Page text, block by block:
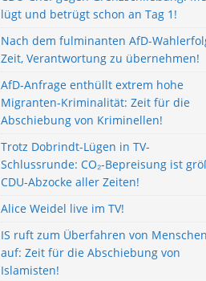
lügt und betrügt schon an Tag 1!
Nach dem fulminanten AfD-
Zeit, Verantwortung zu übernehmen!
AfD-Anfrage enthüllt extrem hohe
Migranten-Kriminalität: Zeit für die
Abschiebung von Kriminellen!
Trotz Dobrindt-Lügen in TV-
Schlussrunde: CO₂-Bepreisung ist
CDU-Abzocke aller Zeiten!
Alice Weidel live im TV!
IS ruft zum Überfahren von Menschen
auf: Zeit für die Abschiebung von
Islamisten!